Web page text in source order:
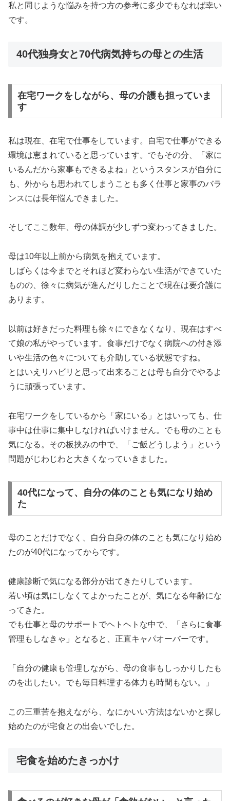
私と同じような悩みを持つ方の参考に多少でもなれば幸い
です。
40代独身女と70代病気持ちの母との生活
在宅ワークをしながら、母の介護も担っていま
す
私は現在、在宅で仕事をしています。自宅で仕事ができる
環境は恵まれていると思っています。でもその分、「家に
いるんだから家事もできるよね」というスタンスが自分に
も、外からも思われてしまうことも多く仕事と家事のバラ
ンスには長年悩んできました。
そしてここ数年、母の体調が少しずつ変わってきました。
母は10年以上前から病気を抱えています。
しばらくは今までとそれほど変わらない生活ができていた
ものの、徐々に病気が進んだりしたことで現在は要介護に
あります。
以前は好きだった料理も徐々にできなくなり、現在はすべ
て娘の私がやっています。食事だけでなく病院への付き添
いや生活の色々についても介助している状態ですね。
とはいえリハビリと思って出来ることは母も自分でやるよ
うに頑張っています。
在宅ワークをしているから「家にいる」とはいっても、仕
事中は仕事に集中しなければいけません。でも母のことも
気になる。その板挟みの中で、「ご飯どうしよう」という
問題がじわじわと大きくなっていきました。
40代になって、自分の体のことも気になり始め
た
母のことだけでなく、自分自身の体のことも気になり始め
たのが40代になってからです。
健康診断で気になる部分が出てきたりしています。
若い頃は気にしなくてよかったことが、気になる年齢にな
ってきた。
でも仕事と母のサポートでヘトヘトな中で、「さらに食事
管理もしなきゃ」となると、正直キャパオーバーです。
「自分の健康も管理しながら、母の食事もしっかりしたも
のを出したい。でも毎日料理する体力も時間もない。」
この三重苦を抱えながら、なにかいい方法はないかと探し
始めたのが宅食との出会いでした。
宅食を始めたきっかけ